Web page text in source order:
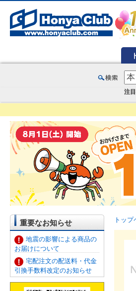
注
重要なお知らせ
地震の影響による商品の
お届けについて
宅配注文の配送料・代金
引換手数料改定のお知らせ
トップ